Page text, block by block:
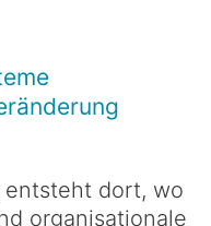
dort, wo
organisationale